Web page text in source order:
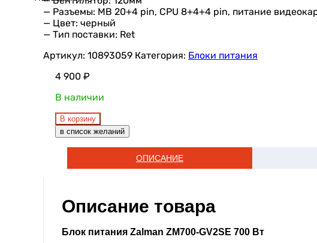
— Разъемы: MB 20+4 pin, CPU 8+4+4 pin, питание
— Цвет: черный
— Тип поставки: Ret
Артикул: 10893059 Категория: Блоки питания
4 900 ₽
В наличии
В корзину
в список желаний
ОПИСАНИЕ
Описание товара
Блок питания Zalman ZM700-GV2SE 700 Вт